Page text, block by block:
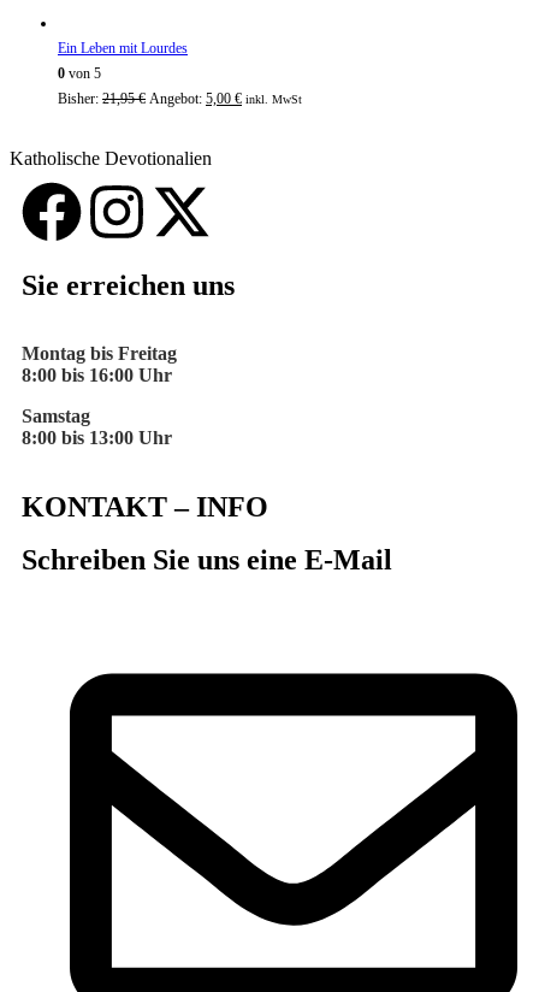
Ein Leben mit Lourdes
0 von 5
Bisher: 21,95€ Angebot: 5,00 € inkl. MwSt
Katholische Devotionalien
Sie erreichen uns
Montag bis Freitag
8:00 bis 16:00 Uhr
Samstag
8:00 bis 13:00 Uhr
KONTAKT – INFO
Schreiben Sie uns eine E-Mail